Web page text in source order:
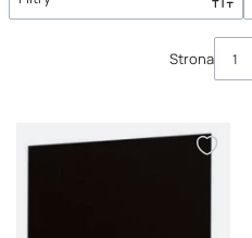
Lista produktówStrona